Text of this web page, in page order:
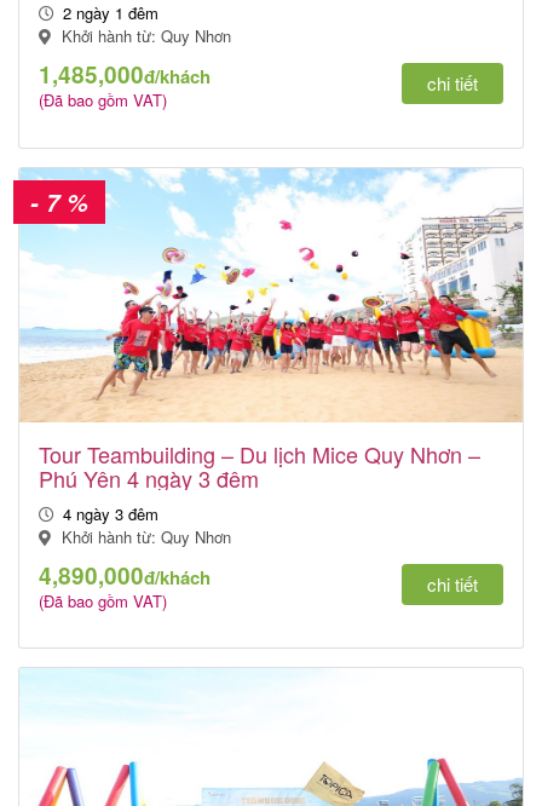
2 ngày 1 đêm
Khởi hành từ: Quy Nhơn
1,485,000đ/khách
(Đã bao gồm VAT)
chi tiết
- 7 %
Tour Teambuilding – Du lịch Mice Quy Nhơn –
Phú Yên 4 ngày 3 đêm
4 ngày 3 đêm
Khởi hành từ: Quy Nhơn
4,890,000đ/khách
(Đã bao gồm VAT)
chi tiết